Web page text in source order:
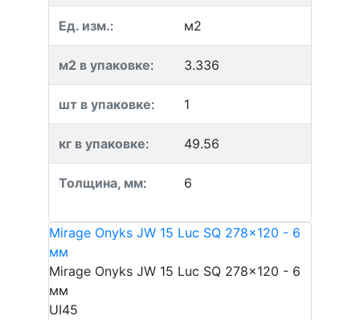
Ед. изм.: м2
м2 в упаковке: 3.336
шт в упаковке: 1
кг в упаковке: 49.56
Толщина, мм: 6
Mirage Onyks JW 15 Luc SQ 278x120 - 6
мм
Mirage Onyks JW 15 Luc SQ 278x120 - 6
мм
UI45